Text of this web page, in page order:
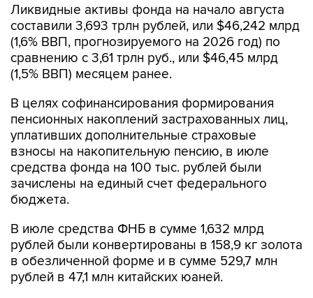
Ликвидные активы фонда на начало августа
составили 3,693 трлн рублей, или $46,242 млрд
(1,6% ВВП, прогнозируемого на 2026 год) по
сравнению с 3,61 трлн руб., или $46,45 млрд
(1,5% ВВП) месяцем ранее.
В целях софинансирования формирования
пенсионных накоплений застрахованных лиц,
уплативших дополнительные страховые
взносы на накопительную пенсию, в июле
средства фонда на 100 тыс. рублей были
зачислены на единый счет федерального
бюджета.
В июле средства ФНБ в сумме 1,632 млрд
рублей были конвертированы в 158,9 кг золота
в обезличенной форме и в сумме 529,7 млн
рублей в 47,1 млн китайских юаней.